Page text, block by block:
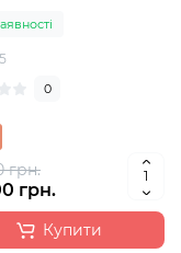
0
грн.
грн.
Купити